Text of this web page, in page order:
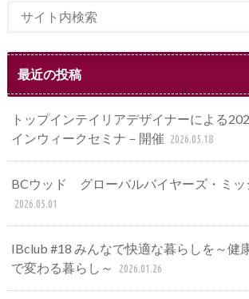
最近の投稿
トップインテイリアデザイナーによる
インウィークセミナ－開催 2026.05.18
BCウッド グローバルバイヤーズ・ミッ
2026.05.01
IBclub #18 みんなで快適な暮らしを～健
で変わる暮らし～
2026.01.26